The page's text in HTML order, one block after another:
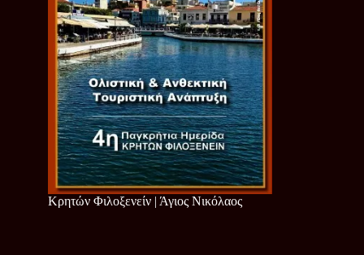
Κρητών Φιλοξενείν | Άγιος Νικόλαος